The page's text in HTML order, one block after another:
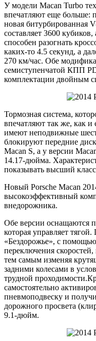
У модели Macan Turbo
впечатляют еще больше:
новая битурбированная
составляет 3600
способен разогнать
каких-то 4.5 секунд, а
270 км/час. Обе
семиступенчатой КПП
комплектации двойным
Тормозная система,
впечатляют так же, как
имеют неподвижные
блокируют передние
Macan S, а у версии
14.17-дюйма.
показывать высший
Новый Porsche Macan
высокоэффективный
внедорожника.
Обе версии оснащаются
которая управляет
«Бездорожье», с
переключения
тем самым изменяя
задними колесами в
трудной
самостоятельно
пневмоподвеску и
дорожного просвета
9.1-дюйм.